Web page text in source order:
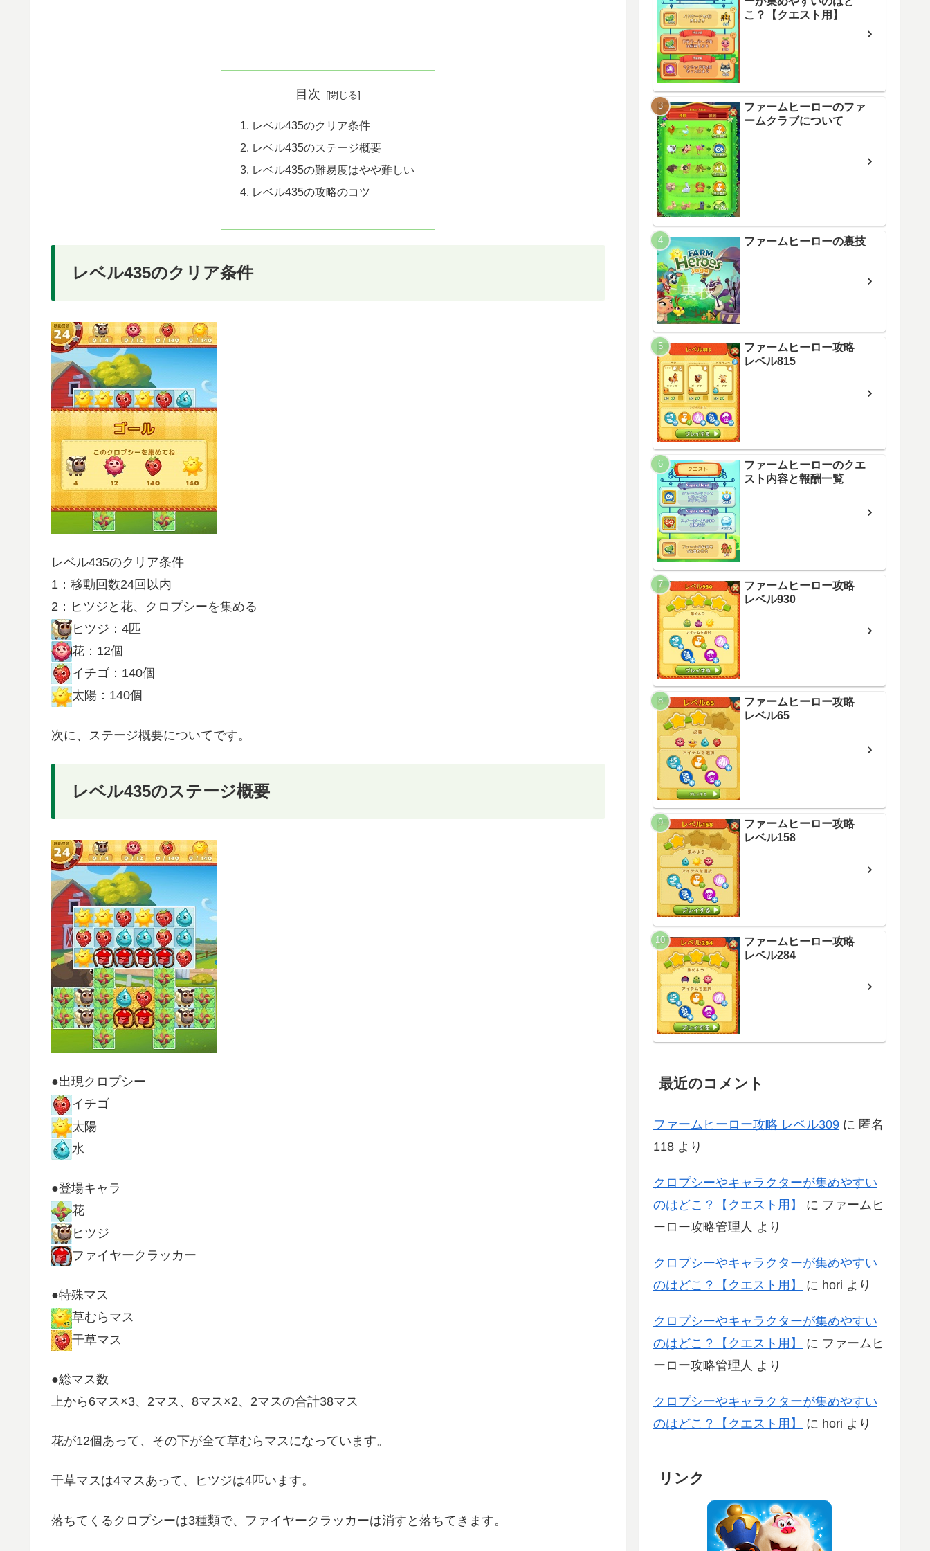
目次
レベル435のクリア条件
レベル435のステージ概要
レベル435の難易度はやや難しい
レベル435の攻略のコツ
レベル435のクリア条件
レベル435のクリア条件
1：移動回数24回以内
2：ヒツジと花、クロプシーを集める
ヒツジ：4匹
花：12個
イチゴ：140個
太陽：140個
次に、ステージ概要についてです。
レベル435のステージ概要
●出現クロプシー
イチゴ
太陽
水
●登場キャラ
花
ヒツジ
ファイヤークラッカー
●特殊マス
草むらマス
干草マス
●総マス数
上から6マス×3、2マス、8マス×2、2マスの合計38マス
花が12個あって、その下が全て草むらマスになっています。
干草マスは4マスあって、ヒツジは4匹います。
落ちてくるクロプシーは3種類で、ファイヤークラッカーは消すと落ちてきます。
こ？【クエスト用】
ファームヒーローのファ
ームクラブについて
ファームヒーローの裏技
ファームヒーロー攻略
レベル815
ファームヒーローのクエ
スト内容と報酬一覧
ファームヒーロー攻略
レベル930
ファームヒーロー攻略
レベル65
ファームヒーロー攻略
レベル158
ファームヒーロー攻略
レベル284
最近のコメント
ファームヒーロー攻略 レベル309 に 匿名
118 より
クロプシーやキャラクターが集めやすい
のはどこ？【クエスト用】
に ファームヒ
ーロー攻略管理人 より
クロプシーやキャラクターが集めやすい
のはどこ？【クエスト用】
に hori より
クロプシーやキャラクターが集めやすい
のはどこ？【クエスト用】
に ファームヒ
ーロー攻略管理人 より
クロプシーやキャラクターが集めやすい
のはどこ？【クエスト用】
に hori より
リンク